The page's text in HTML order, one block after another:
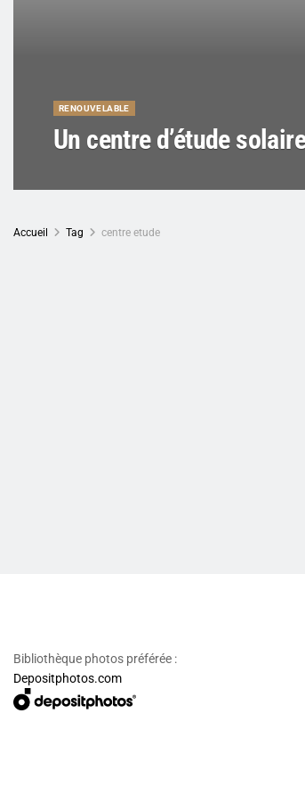
RENOUVELABLE
Un centre d’étude
Accueil Tag centre etude
Bibliothèque photos préférée :
Depositphotos.com